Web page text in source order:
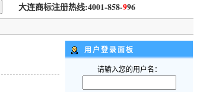
大连商标注册热线:4001-858-996
用户登录面板
请输入您的用户名：